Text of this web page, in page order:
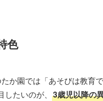
色
か園では「あそびは教育
たいのが、 3歳児以降の